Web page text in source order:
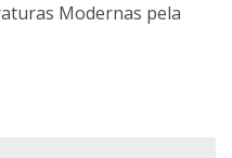
Modernas pela